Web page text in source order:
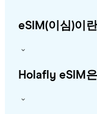
eSIM(이심)이
Holafly eSIM